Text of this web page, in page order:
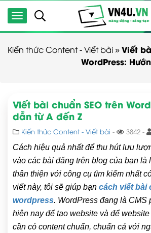
Kiến thức Content - Viết bài»Viết
WordPress:
Viết bài chuẩn SEO trên
dẫn từ A đến Z
Kiến thức Content - Viết bài - 3842 -
Cách hiệu quả nhất để thu hút lưu
vào các bài đăng trên blog của bạn là
thân thiện với công cụ tìm kiếm nhất
viết này, tôi sẽ giúp bạn cách viết bài
wordpress. WordPress đang là CMS
hiện nay để tạo website và để
cần có content chuẩn, chuẩn cả với